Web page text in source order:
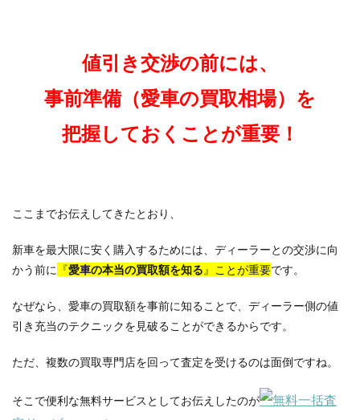
値引き交渉の前には、
事前準備（愛車の買取相場）を
把握しておくことが重要！
ここまでお伝えしてきたとおり、
新車を最大限に安く購入するためには、ディーラーとの交渉に向
かう前に 『愛車の本当の買取額を知る 』ことが重要です。
なぜなら、愛車の買取額を事前に知ることで、ディーラー側の値
引き充当のテクニックを見破ることができるからです。
ただ、複数の買取専門店を回って査定を受けるのは面倒ですね。
そこで便利な無料サービスとしてお伝えしたのが『無料一括査